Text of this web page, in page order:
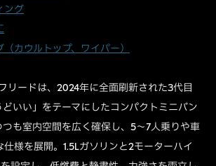
ング
カウルトップ、ワイパー）
リードは、2024年に全面刷新された3代目
いい」をテーマにしたコンパクトミニバン
つも室内空間を広く確保し、5〜7人乗りや車
様を展開。1.5Lガソリンと2モーターハイ